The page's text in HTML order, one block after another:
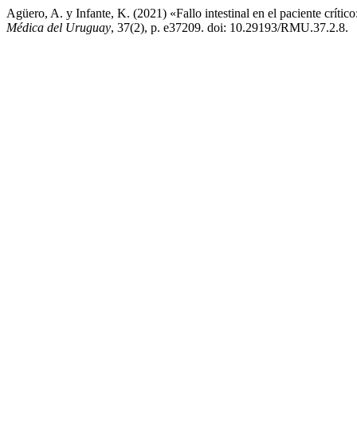
Agüero, A. y Infante, K. (2021) «Fallo intestinal en el paciente
Médica del Uruguay, 37(2), p. e37209. doi: 10.29193/RMU.37.2.8.